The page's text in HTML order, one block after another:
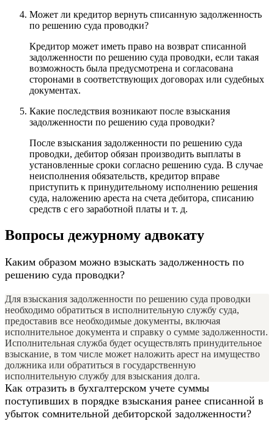
Может ли кредитор вернуть списанную задолженность
по решению суда проводки?
Кредитор может иметь право на возврат списанной
задолженности по решению суда проводки, если такая
возможность была предусмотрена и согласована
сторонами в соответствующих договорах или судебных
документах.
Какие последствия возникают после взыскания
задолженности по решению суда проводки?
После взыскания задолженности по решению суда
проводки, дебитор обязан производить выплаты в
установленные сроки согласно решению суда. В случае
неисполнения обязательств, кредитор вправе
приступить к принудительному исполнению решения
суда, наложению ареста на счета дебитора, списанию
средств с его заработной платы и т. д.
Вопросы дежурному адвокату
Каким образом можно взыскать задолженность по
решению суда проводки?
Для взыскания задолженности по решению суда проводки
необходимо обратиться в исполнительную службу суда,
предоставив все необходимые документы, включая
исполнительное документа и справку о сумме задолженности.
Исполнительная служба будет осуществлять принудительное
взыскание, в том числе может наложить арест на имущество
должника или обратиться в государственную
исполнительную службу для взыскания долга.
Как отразить в бухгалтерском учете суммы
поступивших в порядке взыскания ранее списанной в
убыток сомнительной дебиторской задолженности?